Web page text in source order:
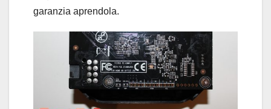
garanzia aprendola.